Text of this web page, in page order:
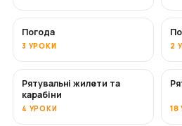
Погода
3 УРОКИ 2
Рятувальні жилети та
карабіни
4 УРОКИ 18